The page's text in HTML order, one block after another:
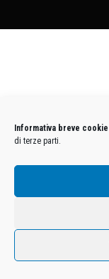
Informativa breve cookie
di terze parti.